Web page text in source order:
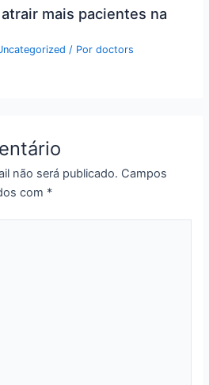
mais pacientes na
/ Pordoctors
não será publicado. Campos
com *